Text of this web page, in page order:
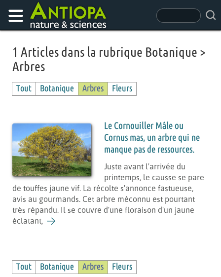
1 Articles dans la rubrique Botanique >
Arbres
Tout Botanique Arbres Fleurs
Le Cornouiller Mâle ou
Cornus mas, un arbre qui ne
manque pas de ressources.
Juste avant l'arrivée du
printemps, le causse se pare
de touffes jaune vif. La récolte s'annonce fastueuse,
avis au gourmands. Cet arbre méconnu est pourtant
très répandu. Il se couvre d'une floraison d'un jaune
éclatant,
Tout Botanique Arbres Fleurs